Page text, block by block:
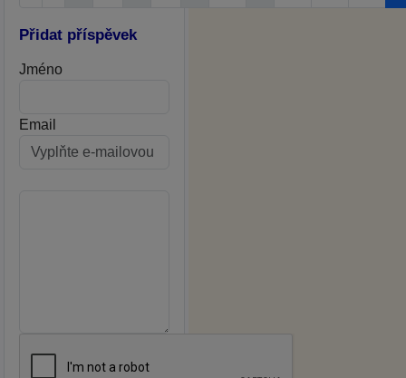
Přidat příspěvek
Jméno
Email